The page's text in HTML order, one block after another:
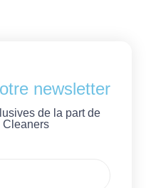
newsletter
de la part de
Cleaners